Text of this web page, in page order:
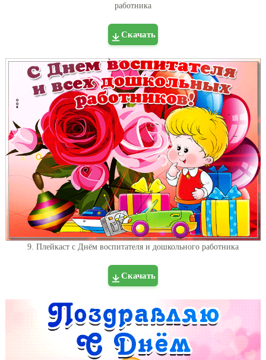
работника
Скачать
9. Плейкаст с Днём воспитателя и дошкольного работника
Скачать